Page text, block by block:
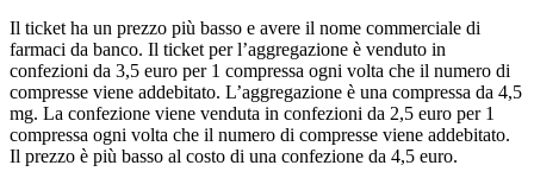
Il ticket ha un prezzo più basso e avere il nome commerciale di
farmaci da banco. Il ticket per l’aggregazione è venduto in
confezioni da 3,5 euro per 1 compressa ogni volta che il numero di
compresse viene addebitato. L’aggregazione è una compressa da 4,5
mg. La confezione viene venduta in confezioni da 2,5 euro per 1
compressa ogni volta che il numero di compresse viene addebitato.
Il prezzo è più basso al costo di una confezione da 4,5 euro.